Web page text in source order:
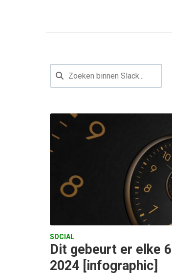
SOCIAL
Dit gebeurt er elke
2024 [infographic]